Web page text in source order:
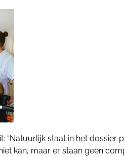
“Natuurlijk staat in het dossier
kan, maar er staan geen